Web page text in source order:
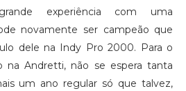
experiência com uma
novamente ser campeão que
dele na Indy Pro 2000. Para o
na Andretti, não se espera tanta
um ano regular só que talvez,